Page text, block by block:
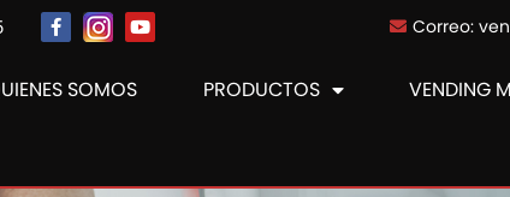
Correo:
SOMOS PRODUCTOS
VENDING